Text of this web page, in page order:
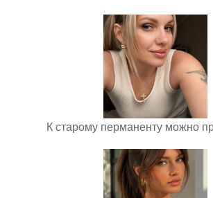
К старому перманенту можно